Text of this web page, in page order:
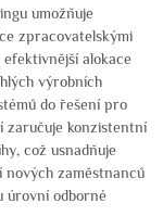
umožňuje
zpracovatelskými
alokace
výrobních
do řešení pro
zaručuje konzistentní
což usnadňuje
zaměstnanců
úrovní odborné